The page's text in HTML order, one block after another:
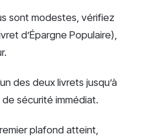
sont modestes, vérifiez
d’Épargne Populaire),
des deux livrets jusqu’à
sécurité immédiat.
plafond atteint,